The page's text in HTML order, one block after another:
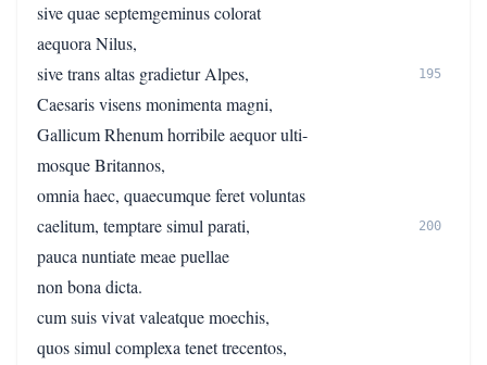
sive quae septemgeminus colorat
aequora Nilus,
sive trans altas gradietur Alpes,
195
Caesaris visens monimenta magni,
Gallicum Rhenum horribile aequor ulti-
mosque Britannos,
omnia haec, quaecumque feret voluntas
caelitum, temptare simul parati,
200
pauca nuntiate meae puellae
non bona dicta.
cum suis vivat valeatque moechis,
quos simul complexa tenet trecentos,